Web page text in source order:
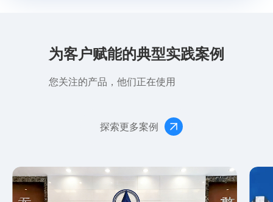
为客户赋能的典型实践案例
您关注的产品，他们正在使用